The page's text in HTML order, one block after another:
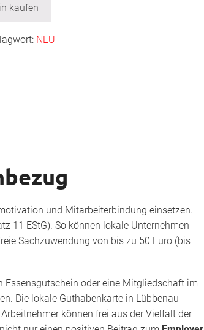
kaufen
NEU
und Mitarbeiterbindung einsetzen.
11 EStG). So können lokale Unternehmen
Sachzuwendung von bis zu 50 Euro (bis
Essensgutschein oder eine Mitgliedschaft im
Die lokale Guthabenkarte in Lübbenau
können frei aus der Vielfalt der